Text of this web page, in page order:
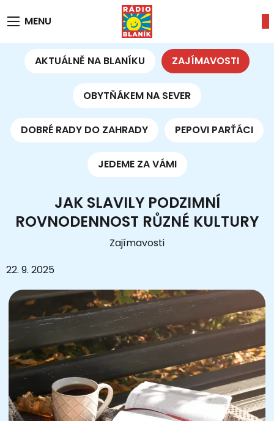
MENU
AKTUÁLNĚ NA BLANÍKU ZAJÍMAVOSTI
OBYTŇÁKEM NA SEVER
DOBRÉ RADY DO ZAHRADY PEPOVI PARŤÁCI
JEDEME ZA VÁMI
JAK SLAVILY PODZIMNÍ
ROVNODENNOST RŮZNÉ KULTURY
Zajímavosti
22. 9. 2025